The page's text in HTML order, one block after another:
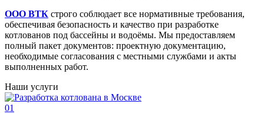
ООО ВТК строго соблюдает все нормативные требования,
обеспечивая безопасность и качество при разработке
котлованов под бассейны и водоёмы. Мы предоставляем
полный пакет документов: проектную документацию,
необходимые согласования с местными службами и акты
выполненных работ.
Наши услуги
01